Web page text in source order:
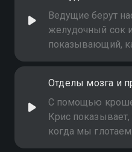
травмпункте ждет
засунувший в ухо
карандаша
Ведущие берут
желудочный сок
показывающий,
пищеварительная
возраста. В
пациент сломал
ударился головой
велосипеда
С помощью
Крис показывает,
когда мы
специальную